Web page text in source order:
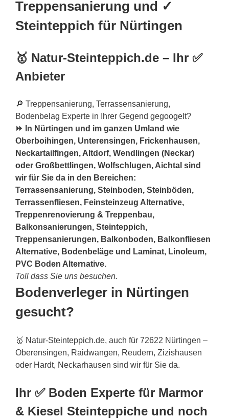
Treppensanierung und ✓
Steinteppich für Nürtingen
🥇 Natur-Steinteppich.de – Ihr ✅
Anbieter
🔎 Treppensanierung, Terrassensanierung,
Bodenbelag Experte in Ihrer Gegend gegoogelt?
⏩ In Nürtingen und im ganzen Umland wie
Oberboihingen, Unterensingen, Frickenhausen,
Neckartailfingen, Altdorf, Wendlingen (Neckar)
oder Großbettlingen, Wolfschlugen, Aichtal sind
wir für Sie da in den Bereichen:
Terrassensanierung, Steinboden, Steinböden,
Terrassenfliesen, Feinsteinzeug Alternative,
Treppenrenovierung & Treppenbau,
Balkonsanierungen, Steinteppich,
Treppensanierungen, Balkonboden, Balkonfliesen
Alternative, Bodenbeläge und Laminat, Linoleum,
PVC Boden Alternative.
Toll dass Sie uns besuchen.
Bodenverleger in Nürtingen
gesucht?
🥇 Natur-Steinteppich.de, auch für 72622 Nürtingen –
Oberensingen, Raidwangen, Reudern, Zizishausen
oder Hardt, Neckarhausen sind wir für Sie da.
Ihr ✅ Boden Experte für Marmor
& Kiesel Steinteppiche und noch